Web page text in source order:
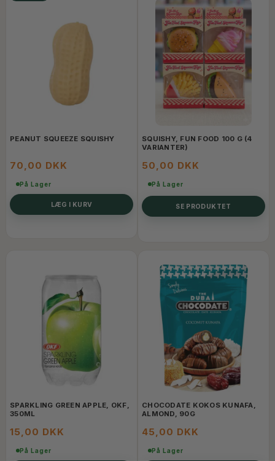
PEANUT SQUEEZE SQUISHY
70,00 DKK
På Lager
LÆG I KURV
SQUISHY, FUN FOOD 100 G (4
VARIANTER)
50,00 DKK
På Lager
SE PRODUKTET
SPARKLING GREEN APPLE, OKF,
350ML
15,00 DKK
På Lager
CHOCODATE KOKOS KUNAFA,
ALMOND, 90G
45,00 DKK
På Lager